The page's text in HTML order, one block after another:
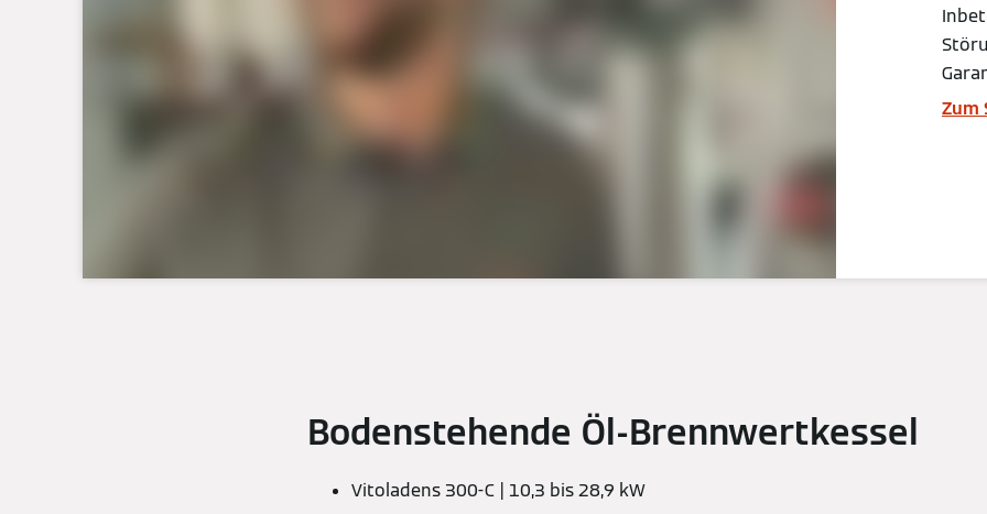
Zum
Bodenstehende Öl-Brennwertkessel
Vitoladens 300-C | 10,3 bis 28,9 kW